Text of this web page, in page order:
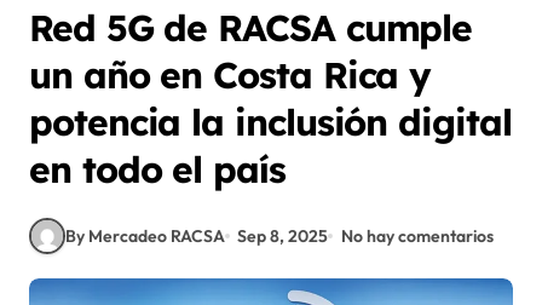
Red 5G de RACSA cumple
un año en Costa Rica y
potencia la inclusión digital
en todo el país
By Mercadeo RACSA Sep 8, 2025 No hay comentarios